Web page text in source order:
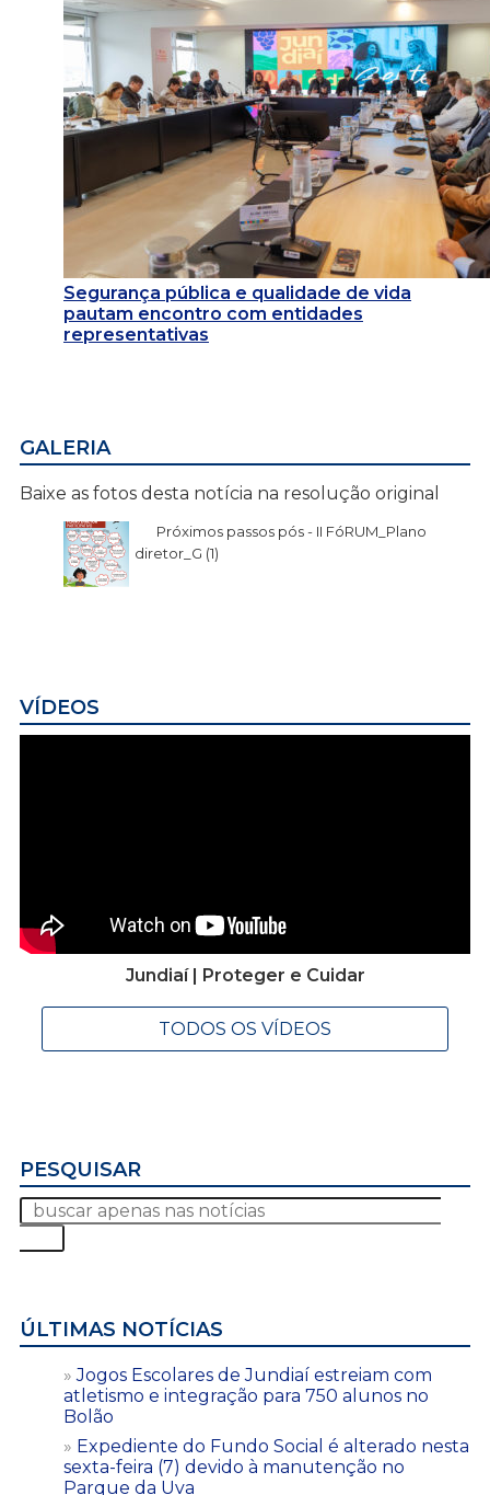
Segurança pública e qualidade de vida
pautam encontro com entidades
representativas
GALERIA
Baixe as fotos desta notícia na resolução original
Próximos passos pós - II FóRUM_Plano
diretor_G (1)
VÍDEOS
Jundiaí | Proteger e Cuidar
TODOS OS VÍDEOS
PESQUISAR
ÚLTIMAS NOTÍCIAS
Jogos Escolares de Jundiaí estreiam com
atletismo e integração para 750 alunos no
Bolão
Expediente do Fundo Social é alterado nesta
sexta-feira (7) devido à manutenção no
Parque da Uva